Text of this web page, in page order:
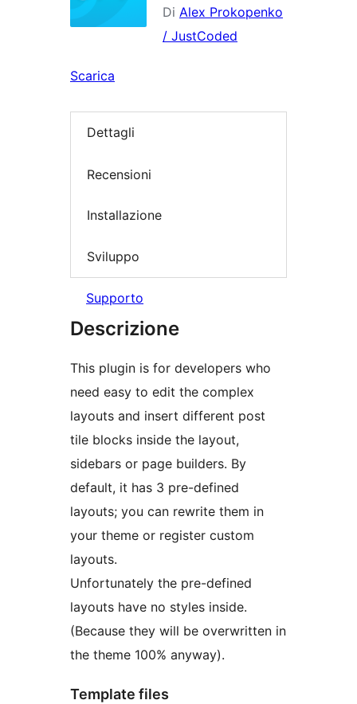
Di Alex Prokopenko
/ JustCoded
Scarica
Dettagli
Recensioni
Installazione
Sviluppo
Supporto
Descrizione
This plugin is for developers who
need easy to edit the complex
layouts and insert different post
tile blocks inside the layout,
sidebars or page builders. By
default, it has 3 pre-defined
layouts; you can rewrite them in
your theme or register custom
layouts.
Unfortunately the pre-defined
layouts have no styles inside.
(Because they will be overwritten in
the theme 100% anyway).
Template files